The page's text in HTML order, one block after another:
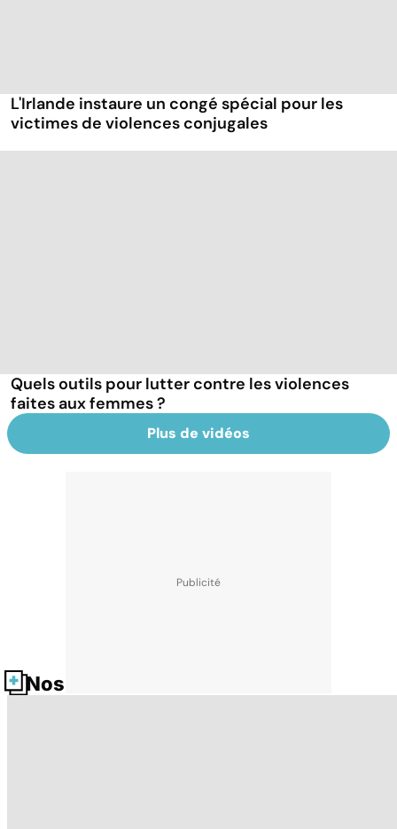
L'Irlande instaure un congé spécial pour les
victimes de violences conjugales
Quels outils pour lutter contre les violences
faites aux femmes ?
Plus de vidéos
Nos fiches santé